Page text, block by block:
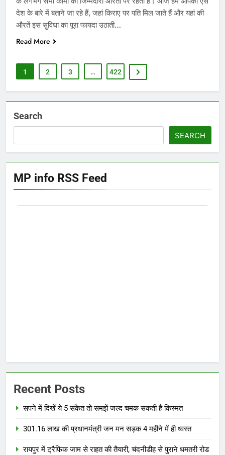
देश के बारे में बताने जा रहे हैं, जहां किराए पर पति मिल जाते हैं और यहां की
औरतें इस सुविधा का पूरा फायदा उठाती…
Read More
1 2 3 … 422
Search
SEARCH
MP info RSS Feed
Recent Posts
सपने में दिखें ये 5 संकेत तो समझें जल्द चमक सकती है किस्मत
301.16 लाख की प्रधानमंत्री जन मन सड़क 4 महीने में ही ध्वस्त
रायपुर में ट्रैफिक जाम से राहत की तैयारी, चंदनीडीह से पुराने धमतरी रोड